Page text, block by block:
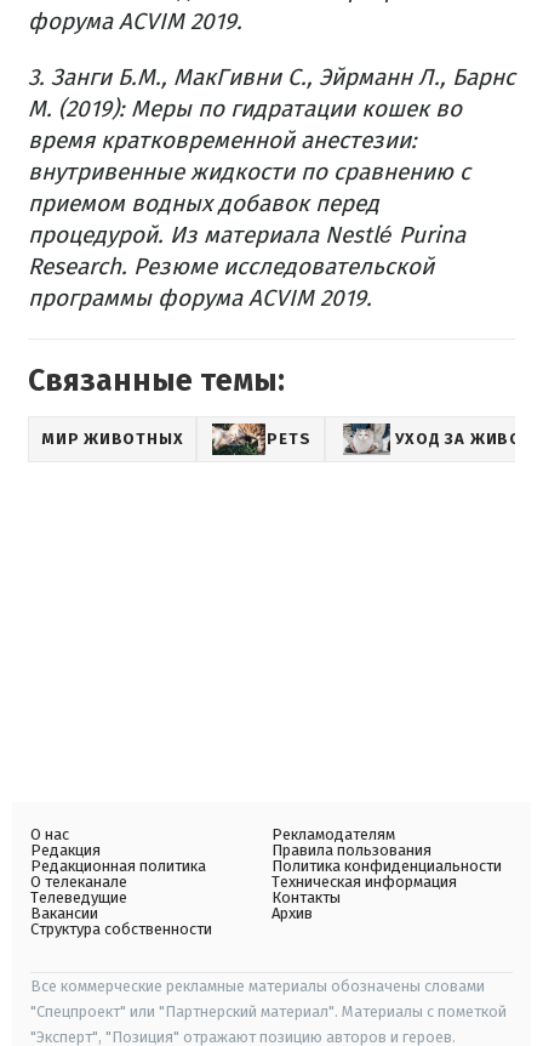
форума ACVIM 2019.
3. Занги Б.М., МакГивни С., Эйрманн Л., Барнс
М. (2019): Меры по гидратации кошек во
время кратковременной анестезии:
внутривенные жидкости по сравнению с
приемом водных добавок перед
процедурой. Из материала Nestlé Purina
Research. Резюме исследовательской
программы форума ACVIM 2019.
Связанные темы:
МИР ЖИВОТНЫХ PETS УХОД ЗА
О нас
Редакция
Редакционная политика
О телеканале
Телеведущие
Вакансии
Структура собственности
Рекламодателям
Правила пользования
Политика конфиденциальности
Техническая информация
Контакты
Архив
Все коммерческие рекламные материалы обозначены словами
"Спецпроект" или "Партнерский материал". Материалы с пометкой
"Эксперт", "Позиция" отражают позицию авторов и героев.